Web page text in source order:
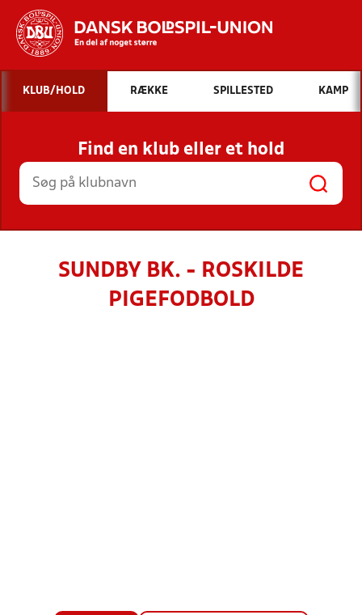
Hvad vil du søge efter?
INDHOLD OG NYHEDER
STILLINGER, RESULTATER, KLUBBER OG
HOLD
KLUB/HOLD RÆKKE SPILLESTED KAMP
Find en klub eller et hold
SUNDBY BK. - ROSKILDE
PIGEFODBOLD